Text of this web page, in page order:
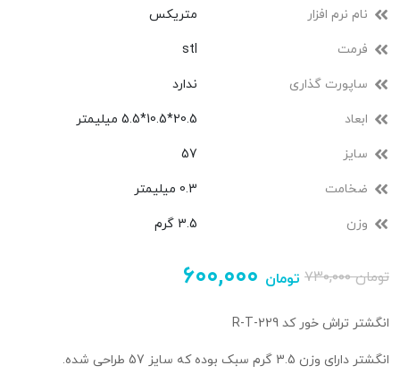
نام نرم افزار متریکس
فرمت stl
ساپورت گذاری ندارد
ابعاد 20.5*10.5*5.5 میلیمتر
سایز 57
ضخامت 0.3 میلیمتر
وزن 3.5 گرم
۷۳۰,۰۰۰تومان ۶۰۰,۰۰۰ تومان
انگشتر تراش خور کد R-T-229
انگشتر دارای وزن 3.5 گرم سبک بوده که سایز 57 طراحی شده.